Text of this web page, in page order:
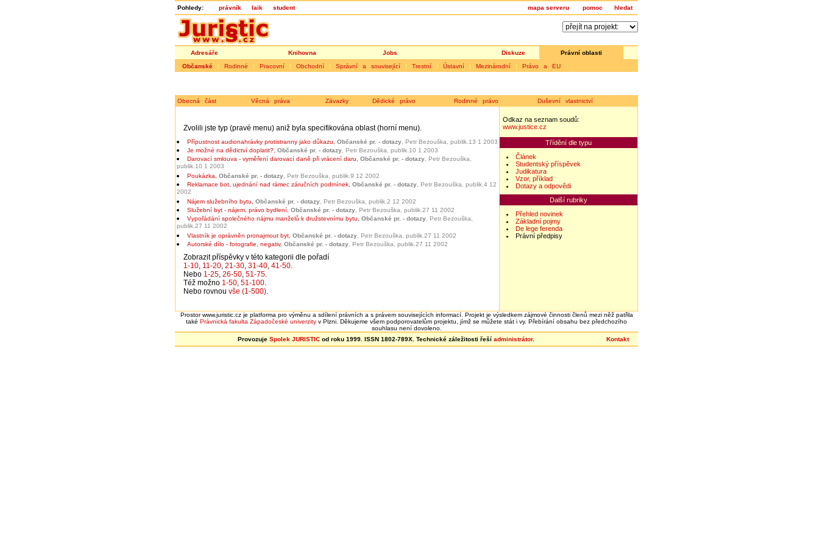
Pohledy: právník laik student mapa serveru pomoc hledat
Adresáře Knihovna Jobs Diskuze
Právní oblasti
Občanské | Rodinné | Pracovní | Obchodní | Správní a související | Trestní | Ústavní | Mezinárodní | Právo a EU
Obecná část Věcná práva Závazky Dědické právo Rodinné právo Duševní vlastnictví
Zvolili jste typ (pravé menu) aniž byla specifikována oblast (horní menu).
Přípustnost audionahrávky protistranny jako důkazu Občanské pr. - dotazy , Petr Bezouška, publik.13 1 2003
Je možné na dědictví doplatit? Občanské pr. - dotazy , Petr Bezouška, publik.10 1 2003
Darovací smlouva - vyměření darovací daně při vrácení daru
Občanské pr. - dotazy , Petr Bezouška,
publik.10 1 2003
Poukázka Občanské pr. - dotazy , Petr Bezouška, publik.9 12 2002
Reklamace bot, ujednání nad rámec záručních podmínek Občanské pr. - dotazy , Petr Bezouška, publik.4 12
2002
Nájem služebního bytu Občanské pr. - dotazy , Petr Bezouška, publik.2 12 2002
Služební byt - nájem, právo bydlení Občanské pr. - dotazy , Petr Bezouška, publik.27 11 2002
Vypořádání společného nájmu manželů k družstevnímu bytu
Občanské pr. - dotazy , Petr Bezouška,
publik.27 11 2002
Vlastník je oprávněn pronajmout byt Občanské pr. - dotazy , Petr Bezouška, publik.27 11 2002
Autorské dílo - fotografie, negativ, Občanské pr. - dotazy , Petr Bezouška, publik.27 11 2002
Zobrazit příspěvky v této kategorii dle pořadí
1-10, 11-20, 21-30, 31-40, 41-50.
Nebo 1-25, 26-50, 51-75.
Též možno 1-50, 51-100.
Nebo rovnou vše (1-500).
Odkaz na seznam soudů:
www.justice.cz
Třídění dle typu
Článek
Studentský příspěvek
Judikatura
Vzor, příklad
Dotazy a odpovědi
Další rubriky
Přehled novinek
Základní pojmy
De lege ferenda
Právní předpisy
Prostor www.juristic.cz je platforma pro výměnu a sdílení právních a s právem souvisejících informací. Projekt je výsledkem zájmové činnosti členů mezi něž patřila
také Právnická fakulta Západočeské univerzity v Plzni. Děkujeme všem podporovatelům projektu, jímž se můžete stát i vy. Přebírání obsahu bez předchozího
souhlasu není dovoleno.
Provozuje Spolek JURISTIC od roku 1999. ISSN 1802-789X. Technické záležitosti řeší administrátor. Kontakt